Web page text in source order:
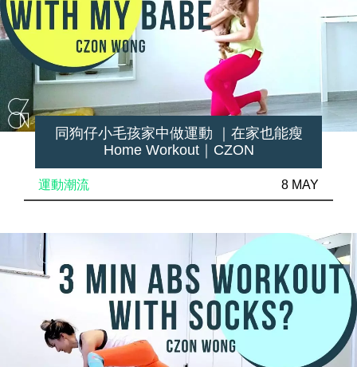
同狗仔小毛孩家中做運動 ｜在家也能瘦
Home Workout｜CZON
運動潮流 8 MAY